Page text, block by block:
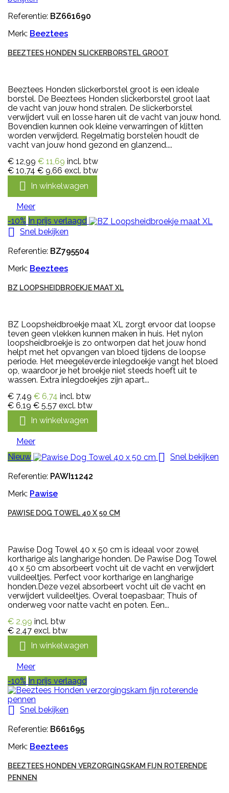
Referentie: BZ661690
Merk: Beeztees
BEEZTEES HONDEN SLICKERBORSTEL GROOT
Beeztees Honden slickerborstel groot is een ideale
borstel. De Beeztees Honden slickerborstel groot laat
de vacht van jouw hond stralen. De slickerborstel
verwijdert vuil en losse haren uit de vacht van jouw hond.
Bovendien kunnen ook kleine verwarringen of klitten
worden verwijderd. Regelmatig borstelen houdt de
vacht van jouw hond gezond en glanzend....
€ 12,99 € 11,69 incl. btw
€ 10,74 € 9,66 excl. btw
 In winkelwagen
Meer
-10% In prijs verlaagd

Snel bekijken
Referentie: BZ795504
Merk: Beeztees
BZ LOOPSHEIDBROEKJE MAAT XL
BZ Loopsheidbroekje maat XL zorgt ervoor dat loopse
teven geen vlekken kunnen maken in huis. Het nylon
loopsheidbroekje is zo ontworpen dat het jouw hond
helpt met het opvangen van bloed tijdens de loopse
periode. Het meegeleverde inlegdoekje vangt het bloed
op, waardoor je het broekje niet steeds hoeft uit te
wassen. Extra inlegdoekjes zijn apart...
€ 7,49 € 6,74 incl. btw
€ 6,19 € 5,57 excl. btw
 In winkelwagen
Meer
Nieuw

Snel bekijken
Referentie: PAWI11242
Merk: Pawise
PAWISE DOG TOWEL 40 X 50 CM
Pawise Dog Towel 40 x 50 cm is ideaal voor zowel
kortharige als langharige honden. De Pawise Dog Towel
40 x 50 cm absorbeert vocht uit de vacht en verwijdert
vuildeeltjes. Perfect voor kortharige en langharige
honden.Deze vezel absorbeert vocht uit de vacht en
verwijdert vuildeeltjes. Overal toepasbaar; Thuis of
onderweg voor natte vacht en poten. Een...
€ 2,99 incl. btw
€ 2,47 excl. btw
 In winkelwagen
Meer
-10% In prijs verlaagd

Snel bekijken
Referentie: B661695
Merk: Beeztees
BEEZTEES HONDEN VERZORGINGSKAM FIJN ROTERENDE
PENNEN